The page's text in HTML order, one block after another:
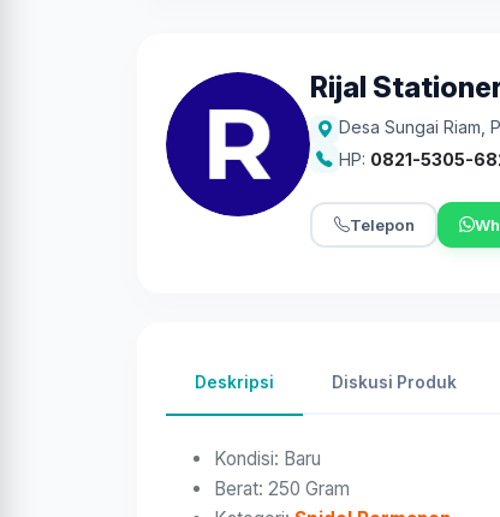
Rijal
Desa Sungai Riam
HP: 0821-5305-
Telepon
Deskripsi Diskusi Produk
Kondisi: Baru
Berat: 250 Gram